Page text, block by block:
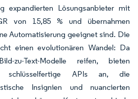
expandierten Lösungsanbieter mit
von 15,85 % und übernahmen
Automatisierung geeignet sind. Die
einen evolutionären Wandel: Da
zu-Text-Modelle reifen, bieten
schlüsselfertige APIs an, die
Insignien und nuancierten